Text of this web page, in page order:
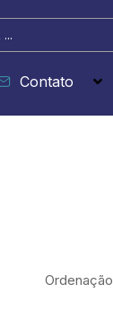
Contato